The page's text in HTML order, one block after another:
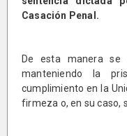
Casación Penal.
De esta manera se
manteniendo la
cumplimiento en la
firmeza o, en su caso,